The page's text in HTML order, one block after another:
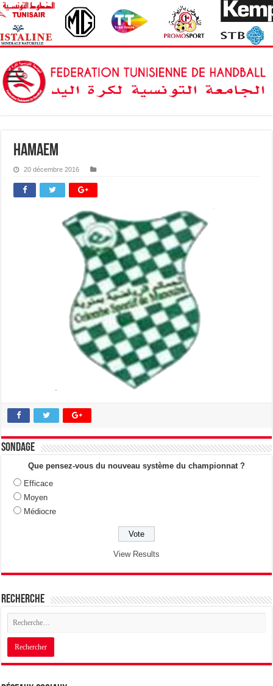
hamaem
20 décembre 2016
Sondage
Que pensez-vous du nouveau système du championnat ?
Efficace
Moyen
Médiocre
View Results
Recherche